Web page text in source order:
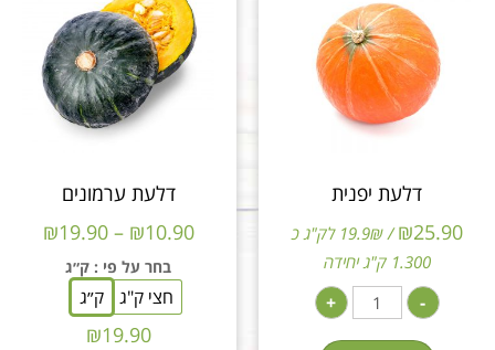
דלעת יפנית
₪25.90
/ 19.9₪ לק"ג כ
1.300 ק"ג יחידה
-
+
דלעת ערמונים
₪10.90
–
₪19.90
בחר על פי : ק״ג
חצי ק"ג ק״ג
₪19.90